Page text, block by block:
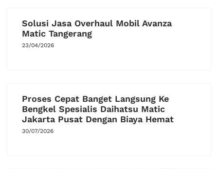
Solusi Jasa Overhaul Mobil Avanza
Matic Tangerang
23/04/2026
Proses Cepat Banget Langsung Ke
Bengkel Spesialis Daihatsu Matic
Jakarta Pusat Dengan Biaya Hemat
30/07/2026